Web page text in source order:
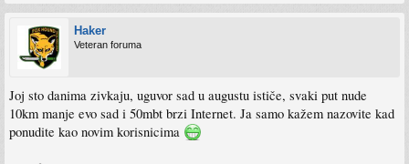
Haker
Veteran foruma
Joj sto danima zivkaju, uguvor sad u augustu ističe, svaki put nude
10km manje evo sad i 50mbt brzi Internet. Ja samo kažem nazovite kad
ponudite kao novim korisnicima